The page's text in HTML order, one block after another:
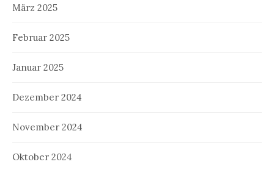
März 2025
Februar 2025
Januar 2025
Dezember 2024
November 2024
Oktober 2024